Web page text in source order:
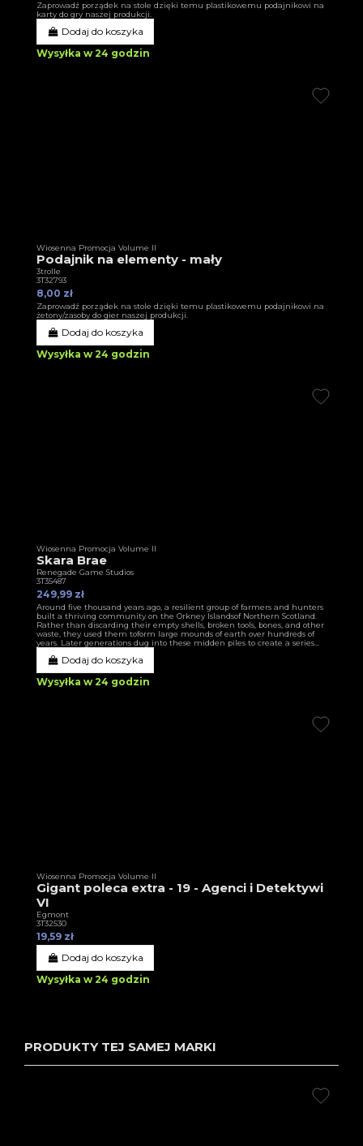
Zaprowadź porządek na stole dzięki temu plastikowemu podajnikowi na
karty do gry naszej produkcji.
Dodaj do koszyka
Wysyłka w 24 godzin
Wiosenna Promocja Volume II
Podajnik na elementy - mały
3trolle
3T32793
8,00 zł
Zaprowadź porządek na stole dzięki temu plastikowemu podajnikowi na
żetony/zasoby do gier naszej produkcji.
Dodaj do koszyka
Wysyłka w 24 godzin
Wiosenna Promocja Volume II
Skara Brae
Renegade Game Studios
3T35487
249,99 zł
Around five thousand years ago, a resilient group of farmers and hunters
built a thriving community on the Orkney Islandsof Northern Scotland.
Rather than discarding their empty shells, broken tools, bones, and other
waste, they used them toform large mounds of earth over hundreds of
years. Later generations dug into these midden piles to create a series...
Dodaj do koszyka
Wysyłka w 24 godzin
Wiosenna Promocja Volume II
Gigant poleca extra - 19 - Agenci i Detektywi
VI
Egmont
3T32530
19,59 zł
Dodaj do koszyka
Wysyłka w 24 godzin
PRODUKTY TEJ SAMEJ MARKI